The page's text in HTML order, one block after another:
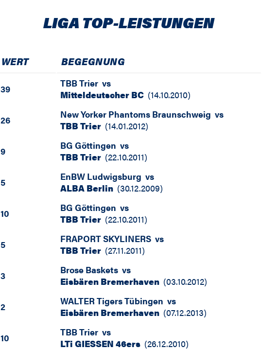
LIGA TOP-LEISTUNGEN
WERT BEGEGNUNG
39 TBB Trier vs
Mitteldeutscher BC (14.10.2010)
26 New Yorker Phantoms Braunschweig vs
TBB Trier (14.01.2012)
9 BG Göttingen vs
TBB Trier (22.10.2011)
5 EnBW Ludwigsburg vs
ALBA Berlin (30.12.2009)
10 BG Göttingen vs
TBB Trier (22.10.2011)
5 FRAPORT SKYLINERS vs
TBB Trier (27.11.2011)
3 Brose Baskets vs
Eisbären Bremerhaven (03.10.2012)
2 WALTER Tigers Tübingen vs
Eisbären Bremerhaven (07.12.2013)
10 TBB Trier vs
LTi GIESSEN 46ers (26.12.2010)